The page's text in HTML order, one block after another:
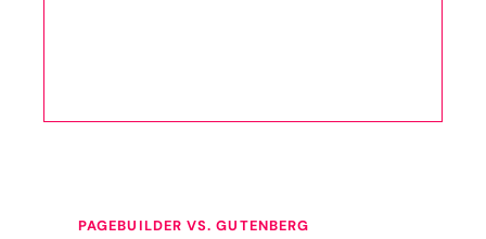
PAGEBUILDER VS. GUTENBERG